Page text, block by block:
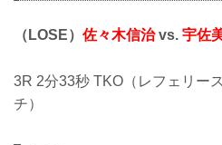
（LOSE） 佐々木信治vs. 宇佐
3R 2分33秒 TKO（レフェリー
チ）